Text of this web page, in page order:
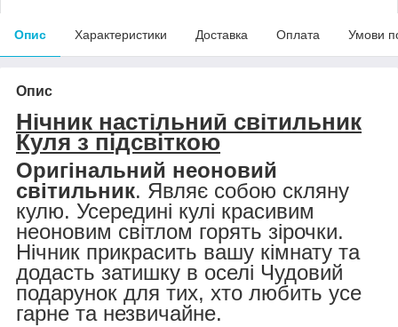
Опис Характеристики Доставка Оплата Умови
Опис
Нічник настільний світильник
Куля з підсвіткою
Оригінальний неоновий
світильник. Являє собою скляну
кулю. Усередині кулі красивим
неоновим світлом горять зірочки.
Нічник прикрасить вашу кімнату та
додасть затишку в оселі Чудовий
подарунок для тих, хто любить усе
гарне та незвичайне.